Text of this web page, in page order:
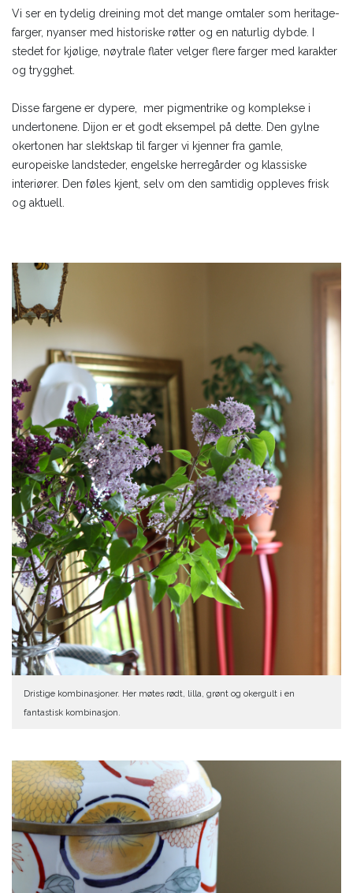
Vi ser en tydelig dreining mot det mange omtaler som heritage-
farger, nyanser med historiske røtter og en naturlig dybde. I
stedet for kjølige, nøytrale flater velger flere farger med karakter
og trygghet.
Disse fargene er dypere, mer pigmentrike og komplekse i
undertonene. Dijon er et godt eksempel på dette. Den gylne
okertonen har slektskap til farger vi kjenner fra gamle,
europeiske landsteder, engelske herregårder og klassiske
interiører. Den føles kjent, selv om den samtidig oppleves frisk
og aktuell.
Dristige kombinasjoner. Her møtes rødt, lilla, grønt og okergult i en
fantastisk kombinasjon.